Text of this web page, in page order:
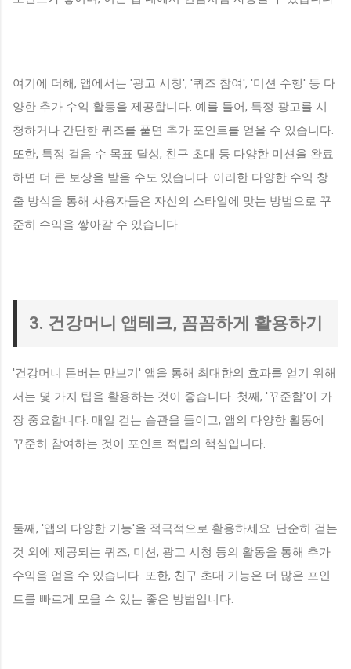
여기에 더해, 앱에서는 '광고 시청', '퀴즈 참여', '미션 수행' 등 다
양한 추가 수익 활동을 제공합니다. 예를 들어, 특정 광고를 시
청하거나 간단한 퀴즈를 풀면 추가 포인트를 얻을 수 있습니다.
또한, 특정 걸음 수 목표 달성, 친구 초대 등 다양한 미션을 완료
하면 더 큰 보상을 받을 수도 있습니다. 이러한 다양한 수익 창
출 방식을 통해 사용자들은 자신의 스타일에 맞는 방법으로 꾸
준히 수익을 쌓아갈 수 있습니다.
3. 건강머니 앱테크, 꼼꼼하게 활용하기
'건강머니 돈버는 만보기' 앱을 통해 최대한의 효과를 얻기 위해
서는 몇 가지 팁을 활용하는 것이 좋습니다. 첫째, '꾸준함'이 가
장 중요합니다. 매일 걷는 습관을 들이고, 앱의 다양한 활동에
꾸준히 참여하는 것이 포인트 적립의 핵심입니다.
둘째, '앱의 다양한 기능'을 적극적으로 활용하세요. 단순히 걷는
것 외에 제공되는 퀴즈, 미션, 광고 시청 등의 활동을 통해 추가
수익을 얻을 수 있습니다. 또한, 친구 초대 기능은 더 많은 포인
트를 빠르게 모을 수 있는 좋은 방법입니다.